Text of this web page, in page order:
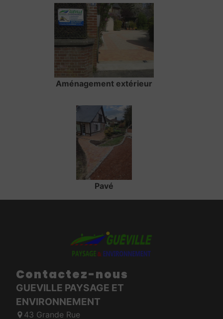
Aménagement extérieur
Pavé
Contactez-nous
GUEVILLE PAYSAGE ET
ENVIRONNEMENT
43 Grande Rue